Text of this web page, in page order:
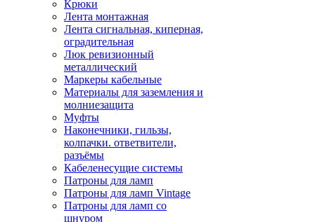
Крюки
Лента монтажная
Лента сигнальная, киперная,
оградительная
Люк ревизионный
металлический
Маркеры кабельные
Материалы для заземления и
молниезащита
Муфты
Наконечники, гильзы,
колпачки. ответвители,
разъёмы
Кабеленесущие системы
Патроны для ламп
Патроны для ламп Vintage
Патроны для ламп со
шнуром